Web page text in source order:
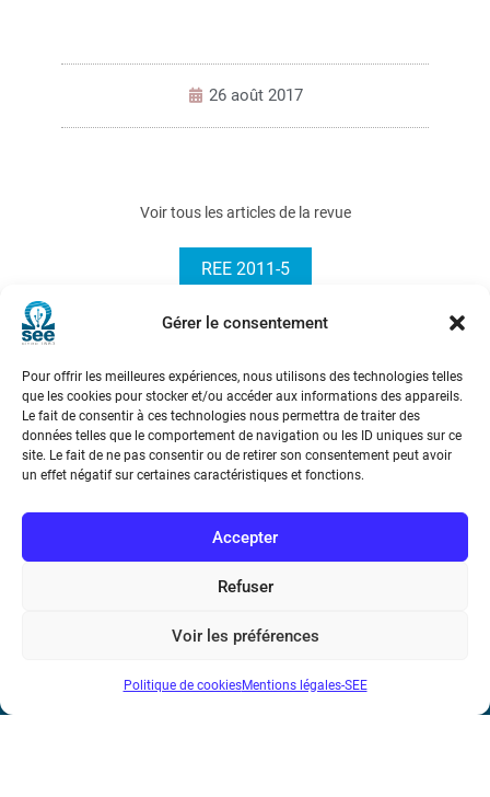
Gérer le consentement
Pour offrir les meilleures expériences, nous utilisons des technologies telles
que les cookies pour stocker et/ou accéder aux informations des appareils.
Le fait de consentir à ces technologies nous permettra de traiter des
données telles que le comportement de navigation ou les ID uniques sur ce
site. Le fait de ne pas consentir ou de retirer son consentement peut avoir
un effet négatif sur certaines caractéristiques et fonctions.
Accepter
Refuser
Voir les préférences
Politique de cookiesMentions légales-SEE
26 août 2017
Voir tous les articles de la revue
REE 2011-5
Société de l’Electricité, de l’Electronique et des Technologies
17 rue de l’Amiral Hamelin75116 Paris
Métro : « Boissière » Ligne 6 et « Iéna » Ligne 9
Téléphone : (+33) 1 56 90 37 17
N° de SIREN : 785 393 232, Code APE : 9412Z TVA intra-